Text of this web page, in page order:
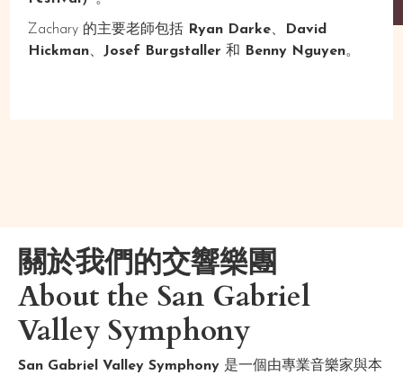
Zachary 的主要老師包括 Ryan Darke、
David
Hickman、Josef Burgstaller 和 Benny Nguyen。
關於我們的交響樂團
About the San Gabriel
Valley Symphony
San Gabriel Valley Symphony 是一個由專業音樂家與本